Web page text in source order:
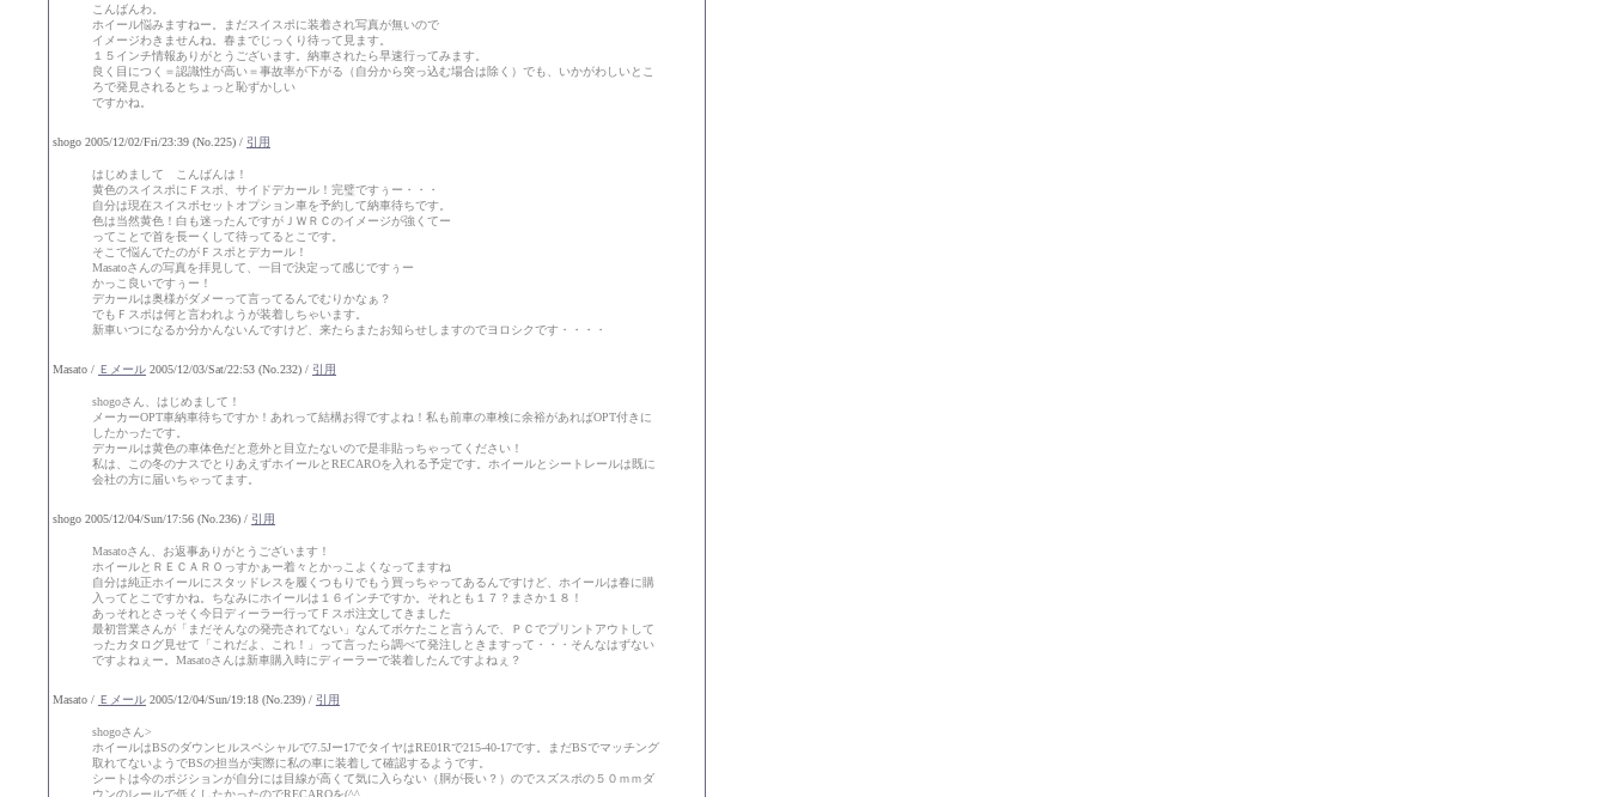
こんばんわ。
ホイール悩みますねー。まだスイスポに装着され写真が無いので
イメージわきませんね。春までじっくり待って見ます。
１５インチ情報ありがとうございます。納車されたら早速行ってみます。
良く目につく＝認識性が高い＝事故率が下がる（自分から突っ込む場合は除く）でも、いかがわしいとこ
ろで発見されるとちょっと恥ずかしい
ですかね。
shogo 2005/12/02/Fri/23:39 (No.225) / 引用
はじめまして こんばんは！
黄色のスイスポにＦスポ、サイドデカール！完璧ですぅー・・・
自分は現在スイスポセットオプション車を予約して納車待ちです。
色は当然黄色！白も迷ったんですがＪＷＲＣのイメージが強くてー
ってことで首を長ーくして待ってるとこです。
そこで悩んでたのがＦスポとデカール！
Masatoさんの写真を拝見して、一目で決定って感じですぅー
かっこ良いですぅー！
デカールは奥様がダメーって言ってるんでむりかなぁ？
でもＦスポは何と言われようが装着しちゃいます。
新車いつになるか分かんないんですけど、来たらまたお知らせしますのでヨロシクです・・・・
Masato / Ｅメール 2005/12/03/Sat/22:53 (No.232) / 引用
shogoさん、はじめまして！
メーカーOPT車納車待ちですか！あれって結構お得ですよね！私も前車の車検に余裕があればOPT付きに
したかったです。
デカールは黄色の車体色だと意外と目立たないので是非貼っちゃってください！
私は、この冬のナスでとりあえずホイールとRECAROを入れる予定です。ホイールとシートレールは既に
会社の方に届いちゃってます。
shogo 2005/12/04/Sun/17:56 (No.236) / 引用
Masatoさん、お返事ありがとうございます！
ホイールとＲＥＣＡＲＯっすかぁー着々とかっこよくなってますね
自分は純正ホイールにスタッドレスを履くつもりでもう買っちゃってあるんですけど、ホイールは春に購
入ってとこですかね。ちなみにホイールは１６インチですか。それとも１７？まさか１８！
あっそれとさっそく今日ディーラー行ってＦスポ注文してきました
最初営業さんが「まだそんなの発売されてない」なんてボケたこと言うんで、ＰＣでプリントアウトして
ったカタログ見せて「これだよ、これ！」って言ったら調べて発注しときますって・・・そんなはずない
ですよねぇー。Masatoさんは新車購入時にディーラーで装着したんですよねぇ？
Masato / Ｅメール 2005/12/04/Sun/19:18 (No.239) / 引用
shogoさん>
ホイールはBSのダウンヒルスペシャルで7.5Jー17でタイヤはRE01Rで215-40-17です。まだBSでマッチング
取れてないようでBSの担当が実際に私の車に装着して確認するようです。
シートは今のポジションが自分には目線が高くて気に入らない（胴が長い？）のでスズスポの５０ｍｍダ
ウンのレールで低くしたかったのでRECAROを(^^ゞ